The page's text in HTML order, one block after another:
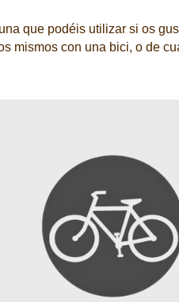
que podéis utilizar si os
mismos con una bici, o de